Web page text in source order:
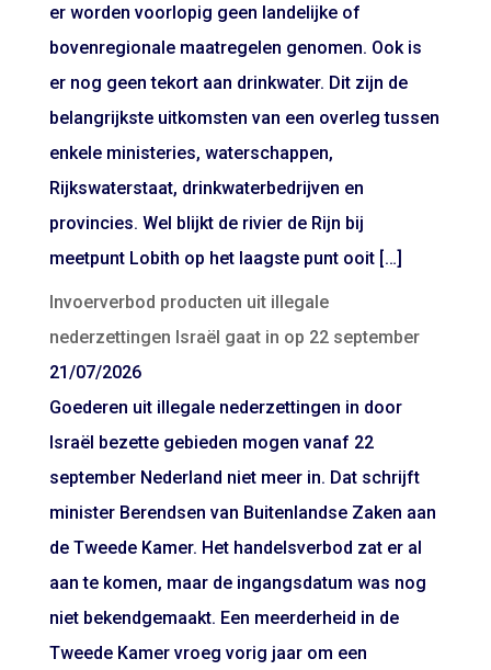
er worden voorlopig geen landelijke of
bovenregionale maatregelen genomen. Ook is
er nog geen tekort aan drinkwater. Dit zijn de
belangrijkste uitkomsten van een overleg tussen
enkele ministeries, waterschappen,
Rijkswaterstaat, drinkwaterbedrijven en
provincies. Wel blijkt de rivier de Rijn bij
meetpunt Lobith op het laagste punt ooit […]
Invoerverbod producten uit illegale
nederzettingen Israël gaat in op 22 september
21/07/2026
Goederen uit illegale nederzettingen in door
Israël bezette gebieden mogen vanaf 22
september Nederland niet meer in. Dat schrijft
minister Berendsen van Buitenlandse Zaken aan
de Tweede Kamer. Het handelsverbod zat er al
aan te komen, maar de ingangsdatum was nog
niet bekendgemaakt. Een meerderheid in de
Tweede Kamer vroeg vorig jaar om een